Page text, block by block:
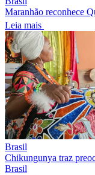
Maranhão reconhece
Leia mais
Brasil
Chikungunya traz
Brasil